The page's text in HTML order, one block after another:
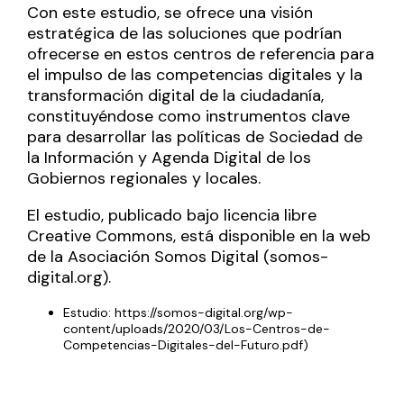
Con este estudio, se ofrece una visión
estratégica de las soluciones que podrían
ofrecerse en estos centros de referencia para
el impulso de las competencias digitales y la
transformación digital de la ciudadanía,
constituyéndose como instrumentos clave
para desarrollar las políticas de Sociedad de
la Información y Agenda Digital de los
Gobiernos regionales y locales.
El estudio, publicado bajo licencia libre
Creative Commons, está disponible en la web
de la Asociación Somos Digital (somos-
digital.org).
Estudio: https://somos-digital.org/wp-
content/uploads/2020/03/Los-Centros-de-
Competencias-Digitales-del-Futuro.pdf)